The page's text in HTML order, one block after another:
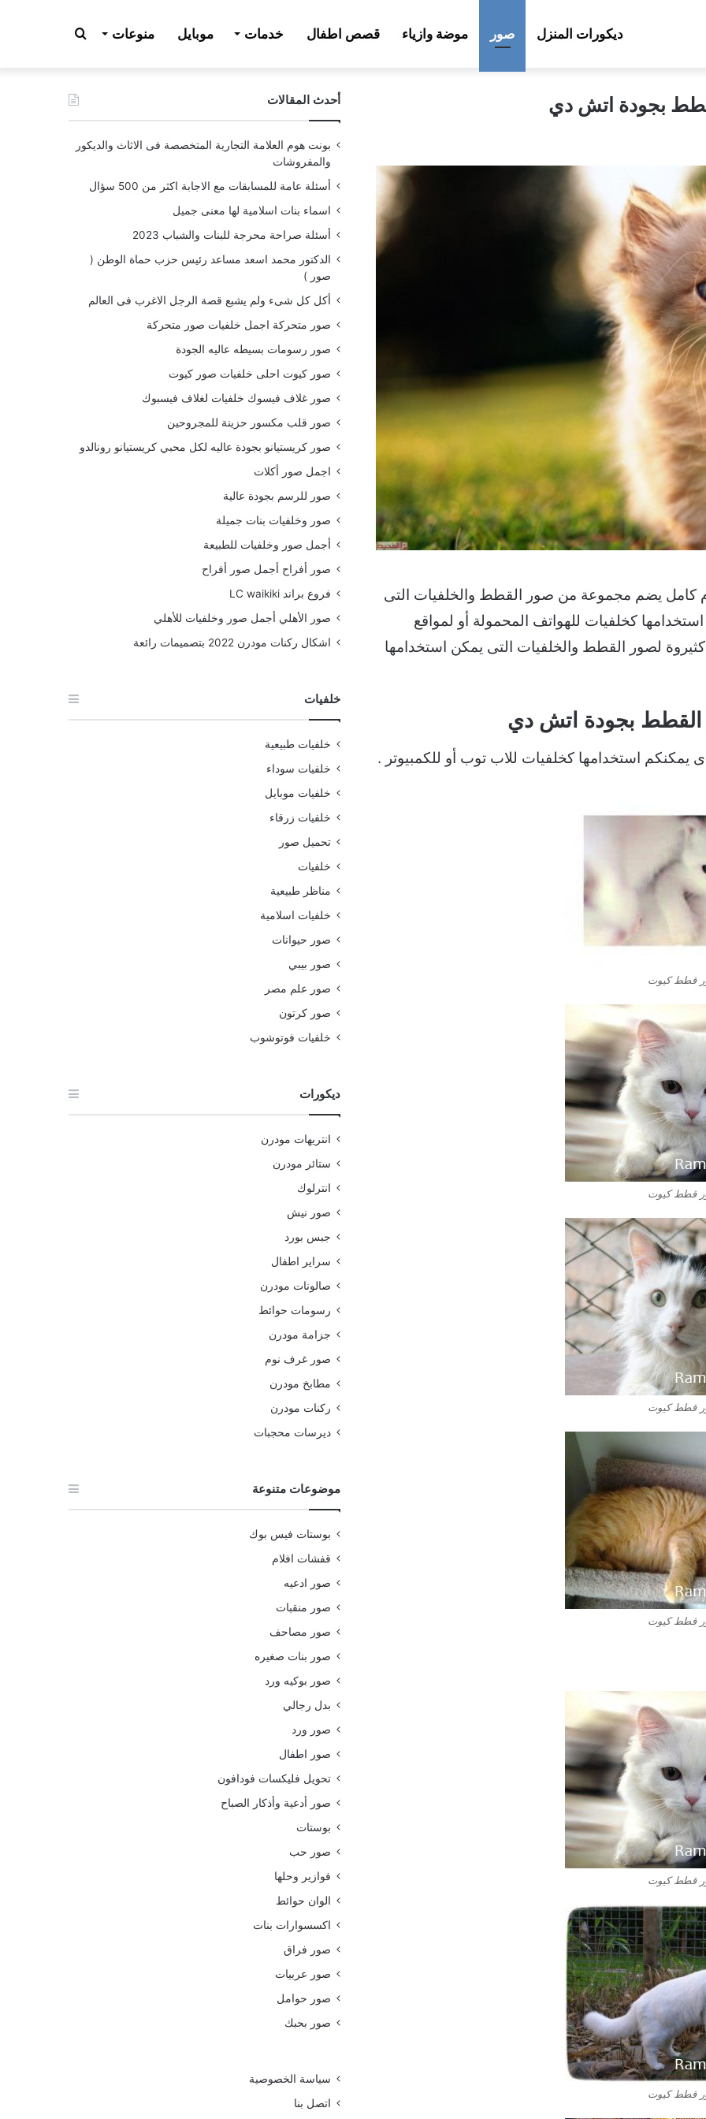
ديكورات المنزل صور موضة وازياء قصص اطفال خدمات موبايل منوعات بحث
عن بجودة اتش دي
لكم ألبوم كامل يضم مجموعة من صور القطط والخلفيات التى
كخلفيات للهواتف المحمولة أو لمواقع
لصور القطط والخلفيات التى يمكن استخدامها
استخدامها كخلفيات للاب توب أو للكمبيوتر .
قطط كيوت
قطط كيوت
قطط كيوت
قطط كيوت
قطط كيوت
قطط كيوت
أحدث المقالات
بونت هوم العلامة التجارية المتخصصة فى الاثاث والديكور
والمفروشات
أسئلة عامة للمسابقات مع الاجابة اكثر من 500 سؤال
اسماء بنات اسلامية لها معنى جميل
أسئلة صراحة محرجة للبنات والشباب 2023
الدكتور محمد اسعد مساعد رئيس حزب حماة الوطن (
صور )
أكل كل شىء ولم يشبع قصة الرجل الاغرب فى العالم
صور متحركة اجمل خلفيات صور متحركة
صور رسومات بسيطه عاليه الجودة
صور كيوت احلى خلفيات صور كيوت
صور غلاف فيسوك خلفيات لغلاف فيسبوك
صور قلب مكسور حزينة للمجروحين
صور كريستيانو بجودة عاليه لكل محبي كريستيانو رونالدو
اجمل صور أكلات
صور للرسم بجودة عالية
صور وخلفيات بنات جميلة
أجمل صور وخلفيات للطبيعة
صور أفراح أجمل صور أفراح
فروع براند LC waikiki
صور الأهلي أجمل صور وخلفيات للأهلي
اشكال ركنات مودرن 2022 بتصميمات رائعة
خلفيات
خلفيات طبيعية
خلفيات سوداء
خلفيات موبايل
خلفيات زرقاء
تحميل صور
خلفيات
مناظر طبيعية
خلفيات اسلامية
صور حيوانات
صور بيبي
صور علم مصر
صور كرتون
خلفيات فوتوشوب
ديكورات
انتريهات مودرن
ستائر مودرن
انترلوك
صور نيش
جبس بورد
سراير اطفال
صالونات مودرن
رسومات حوائط
جزامة مودرن
صور غرف نوم
مطابخ مودرن
ركنات مودرن
ديرسات محجبات
موضوعات متنوعة
بوستات فيس بوك
قفشات افلام
صور ادعيه
صور منقبات
صور مصاحف
صور بنات صغيره
صور بوكيه ورد
بدل رجالي
صور ورد
صور اطفال
تحويل فليكسات فودافون
صور أدعية وأذكار الصباح
بوستات
صور حب
فوازير وحلها
الوان حوائط
اكسسوارات بنات
صور فراق
صور عربيات
صور حوامل
صور بحبك
سياسة الخصوصية
اتصل بنا